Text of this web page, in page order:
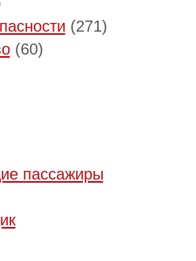
(271)
(60)
пассажиры